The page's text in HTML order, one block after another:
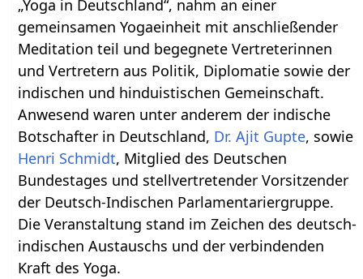
„Yoga in Deutschland“, nahm an einer
gemeinsamen Yogaeinheit mit anschließender
Meditation teil und begegnete Vertreterinnen
und Vertretern aus Politik, Diplomatie sowie der
indischen und hinduistischen Gemeinschaft.
Anwesend waren unter anderem der indische
Botschafter in Deutschland, Dr. Ajit Gupte, sowie
Henri Schmidt, Mitglied des Deutschen
Bundestages und stellvertretender Vorsitzender
der Deutsch-Indischen Parlamentariergruppe.
Die Veranstaltung stand im Zeichen des deutsch-
indischen Austauschs und der verbindenden
Kraft des Yoga.